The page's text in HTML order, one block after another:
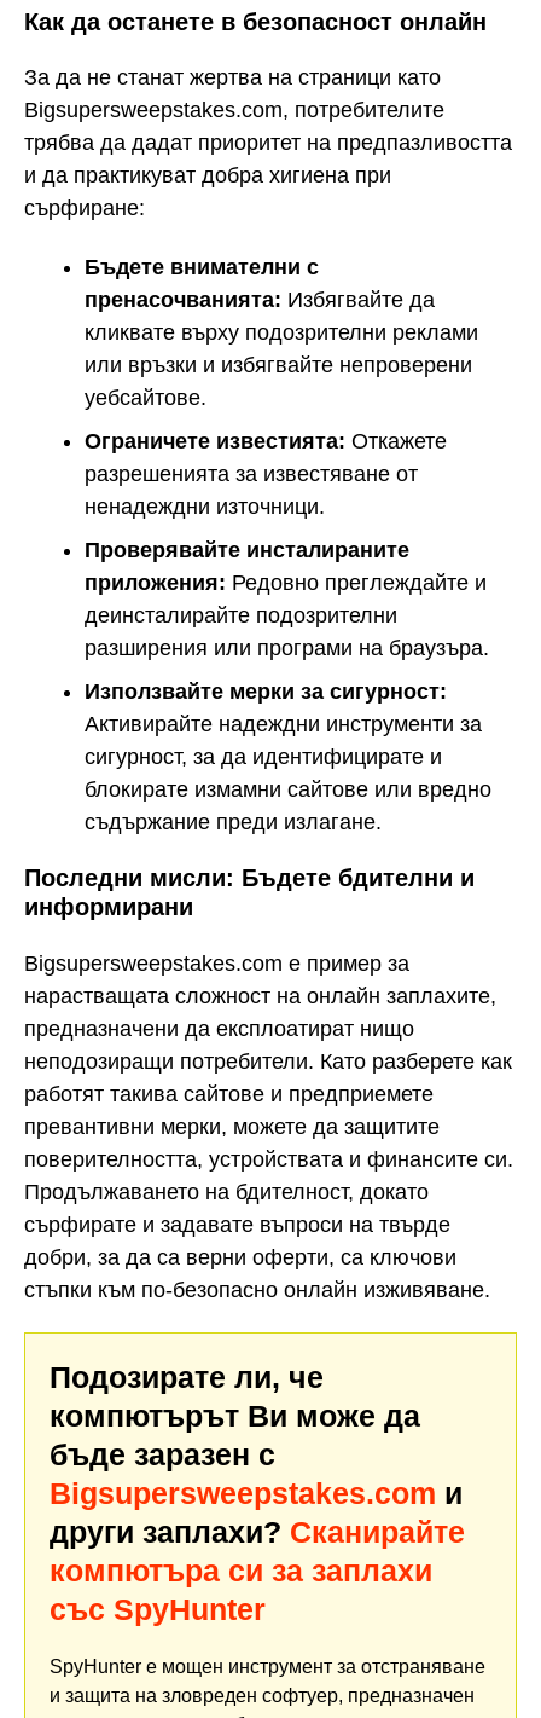
Как да останете в безопасност онлайн
За да не станат жертва на страници като
Bigsupersweepstakes.com, потребителите
трябва да дадат приоритет на предпазливостта
и да практикуват добра хигиена при
сърфиране:
Бъдете внимателни с
пренасочванията: Избягвайте да
кликвате върху подозрителни реклами
или връзки и избягвайте непроверени
уебсайтове.
Ограничете известията: Откажете
разрешенията за известяване от
ненадеждни източници.
Проверявайте инсталираните
приложения: Редовно преглеждайте и
деинсталирайте подозрителни
разширения или програми на браузъра.
Използвайте мерки за сигурност:
Активирайте надеждни инструменти за
сигурност, за да идентифицирате и
блокирате измамни сайтове или вредно
съдържание преди излагане.
Последни мисли: Бъдете бдителни и
информирани
Bigsupersweepstakes.com е пример за
нарастващата сложност на онлайн заплахите,
предназначени да експлоатират нищо
неподозиращи потребители. Като разберете как
работят такива сайтове и предприемете
превантивни мерки, можете да защитите
поверителността, устройствата и финансите си.
Продължаването на бдителност, докато
сърфирате и задавате въпроси на твърде
добри, за да са верни оферти, са ключови
стъпки към по-безопасно онлайн изживяване.
Подозирате ли, че
компютърът Ви може да
бъде заразен с
Bigsupersweepstakes.com и
други заплахи? Сканирайте
компютъра си за заплахи
със SpyHunter
SpyHunter е мощен инструмент за отстраняване
и защита на зловреден софтуер, предназначен